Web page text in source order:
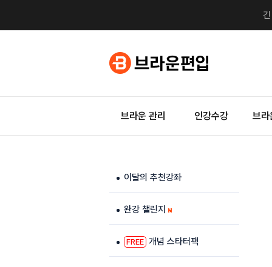
브라운 관리 인강수강 브라
이달의 추천강좌
완강 챌린지
FREE 개념 스타터팩